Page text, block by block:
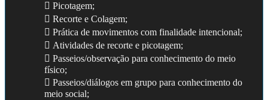
 Picotagem;
 Recorte e Colagem;
 Prática de movimentos com finalidade intencional;
 Atividades de recorte e picotagem;
 Passeios/observação para conhecimento do meio
físico;
 Passeios/diálogos em grupo para conhecimento do
meio social;